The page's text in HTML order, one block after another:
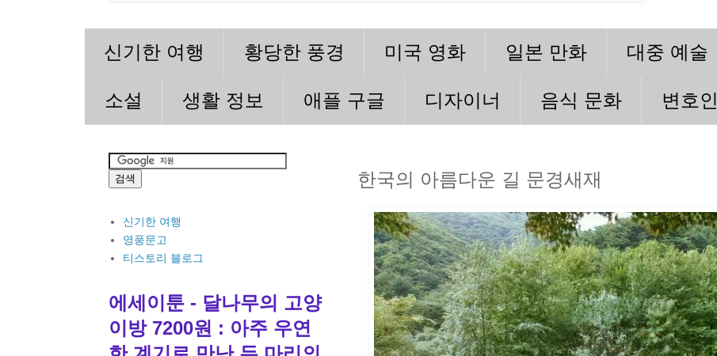
신기한 여행 황당한 풍경 미국 영화 일본 만화 대중 예술
소설 생활 정보 애플 구글 디자이너 음식 문화 변호인
한국의 아름다운 길 문경새재
신기한 여행
영풍문고
티스토리 블로그
에세이툰 - 달나무의 고양
이방 7200원 : 아주 우연